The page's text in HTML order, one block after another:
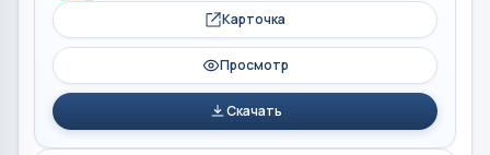
Карточка
Просмотр
Скачать